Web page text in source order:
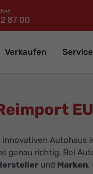
87 00
Verkaufen Service
Autohaus
genau richtig. Bei
und Marken,